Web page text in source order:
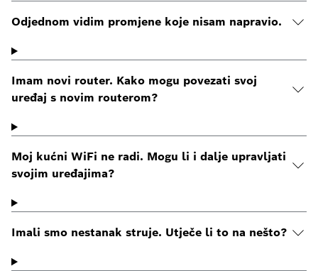
Odjednom vidim promjene koje nisam napravio.
Imam novi router. Kako mogu povezati svoj
uređaj s novim routerom?
Moj kućni WiFi ne radi. Mogu li i dalje upravljati
svojim uređajima?
Imali smo nestanak struje. Utječe li to na nešto?